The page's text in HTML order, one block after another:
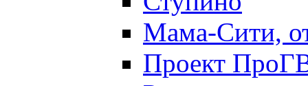
Мама-Сити,
Проект